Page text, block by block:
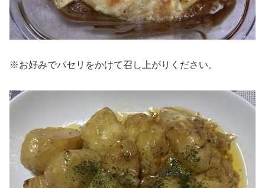
※お好みでパセリをかけて召し上がりください。